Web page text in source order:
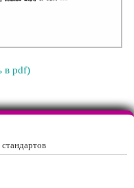
в pdf)